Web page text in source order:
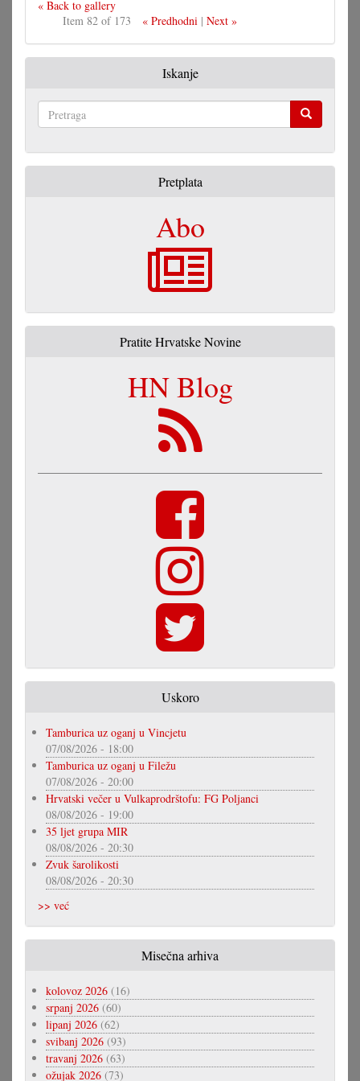
« Back to gallery
Item 82 of 173
« Predhodni| Next »
Iskanje
Pretplata
Abo
Pratite Hrvatske Novine
HN Blog
Uskoro
Tamburica uz oganj u Vincjetu
07/08/2026 - 18:00
Tamburica uz oganj u Filežu
07/08/2026 - 20:00
Hrvatski večer u Vulkaprodrštofu: FG Poljanci
08/08/2026 - 19:00
35 ljet grupa MIR
08/08/2026 - 20:30
Zvuk šarolikosti
08/08/2026 - 20:30
>> već
Misečna arhiva
kolovoz 2026 (16)
srpanj 2026 (60)
lipanj 2026 (62)
svibanj 2026 (93)
travanj 2026 (63)
ožujak 2026 (73)